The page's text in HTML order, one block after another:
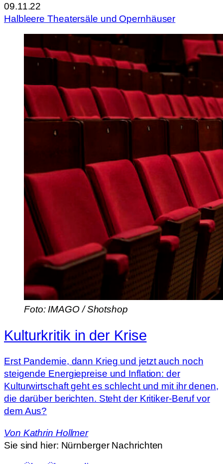
09.11.22
Halbleere Theatersäle und Opernhäuser
Foto: IMAGO / Shotshop
Kulturkritik in der Krise
Erst Pandemie, dann Krieg und jetzt auch noch
steigende Energiepreise und Inflation: der
Kulturwirtschaft geht es schlecht und mit ihr denen,
die darüber berichten. Steht der Kritiker-Beruf vor
dem Aus?
Von Kathrin Hollmer
Sie sind hier: Nürnberger Nachrichten